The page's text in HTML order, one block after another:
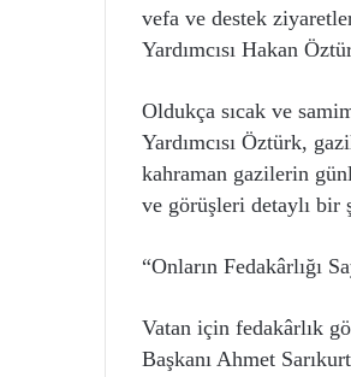
vefa ve destek
Yardımcısı Hakan
Oldukça sıcak ve
Yardımcısı Öztürk,
kahraman gazilerin
ve görüşleri detaylı bir
“Onların Fedakârlığı
Vatan için fedakârlık
Başkanı Ahmet